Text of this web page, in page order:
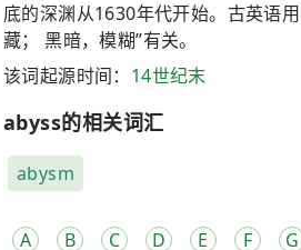
底的深渊从1630年代开始。古英语用
藏； 黑暗，模糊”有关。
该词起源时间： 14世纪末
abyss的相关词汇
abysm
A B C D E F G